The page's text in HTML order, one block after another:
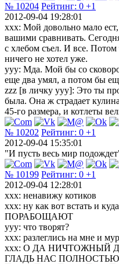
№ 10204 Рейтинг: 0 +1
2012-09-04 19:28:01
xxx: Мой довольно мало
вашими сравнивать.
с хлебом съел. И все. Потом
ничего не хотел уже.
yyy: Мда. Мой бы со
еще два умял, а потом бы
zzz [в личку yyy]: Это ты
была. Она ж страдает
45-го размера, и котлеты
№ 10202 Рейтинг: 0 +1
2012-09-04 15:35:01
"И пусть весь миp
№ 10199 Рейтинг: 0 +1
2012-09-04 12:28:01
ххх: ненавижу котиков
ххх: ну как вот встать и
ПОРАБОЩАЮТ
ууу: что творят?
ххх: разлеглись на мне и
ххх: О ДА НИЧТОЖНЫЙ
ГЛАДЬ НАС ПОЛНОСТЬЮ